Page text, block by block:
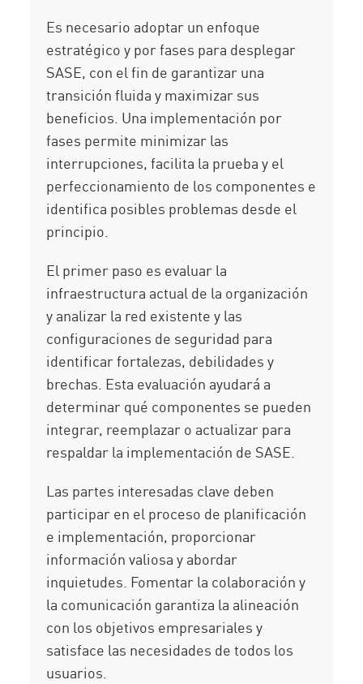
Es necesario adoptar un enfoque
estratégico y por fases para desplegar
SASE, con el fin de garantizar una
transición fluida y maximizar sus
beneficios. Una implementación por
fases permite minimizar las
interrupciones, facilita la prueba y el
perfeccionamiento de los componentes e
identifica posibles problemas desde el
principio.
El primer paso es evaluar la
infraestructura actual de la organización
y analizar la red existente y las
configuraciones de seguridad para
identificar fortalezas, debilidades y
brechas. Esta evaluación ayudará a
determinar qué componentes se pueden
integrar, reemplazar o actualizar para
respaldar la implementación de SASE.
Las partes interesadas clave deben
participar en el proceso de planificación
e implementación, proporcionar
información valiosa y abordar
inquietudes. Fomentar la colaboración y
la comunicación garantiza la alineación
con los objetivos empresariales y
satisface las necesidades de todos los
usuarios.